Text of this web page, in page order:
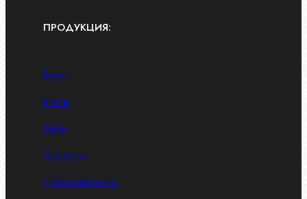
ПРОДУКЦИЯ:
Болты
Винты
Гайки
Заклепки
Пресс-масленки